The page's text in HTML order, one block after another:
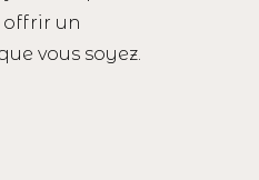
offrir un
vous soyez.